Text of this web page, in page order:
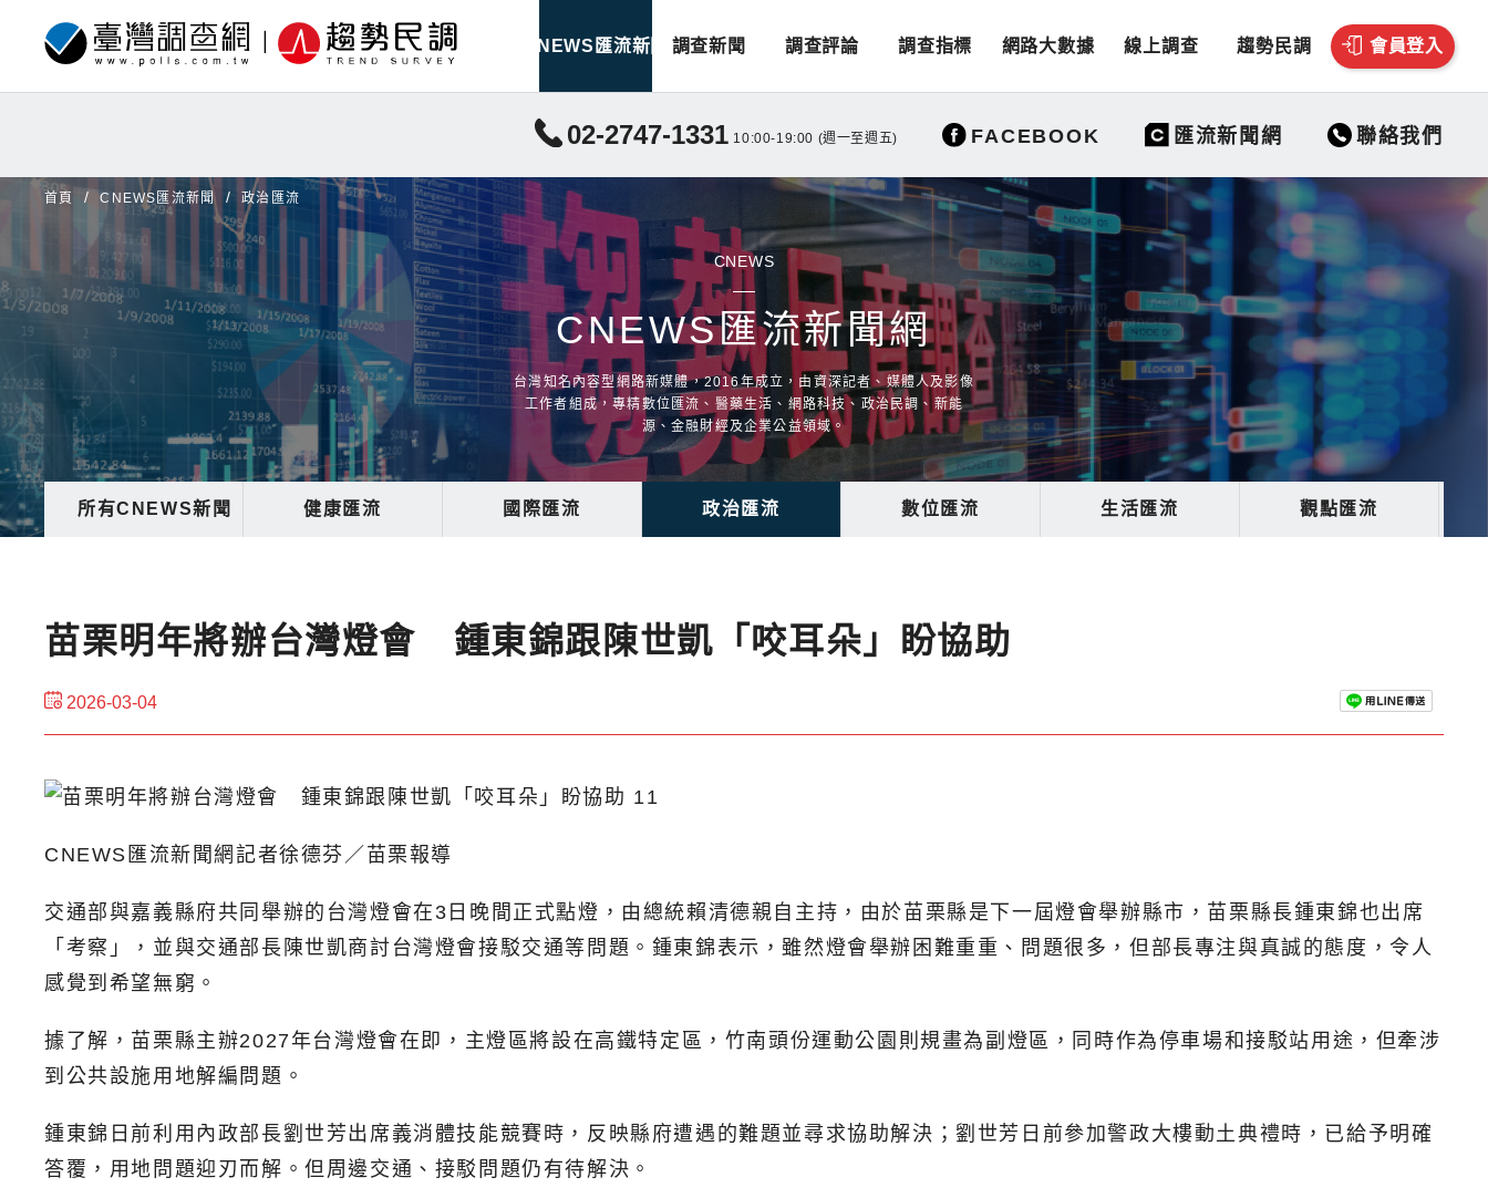
CNEWS匯流新聞 調查新聞 調查評論 調查指標 網路大數據 線上調查 趨勢民調 會員登入
02-2747-1331 10:00-19:00 (週一至週五) FACEBOOK 匯流新聞網 聯絡我們
首頁 CNEWS匯流新聞 政治匯流
CNEWS
CNEWS匯流新聞網
台灣知名內容型網路新媒體，2016年成立，由資深記者、媒體人及影像
工作者組成，專精數位匯流、醫藥生活、網路科技、政治民調、新能
源、金融財經及企業公益領域。
所有CNEWS新聞 健康匯流 國際匯流 政治匯流 數位匯流 生活匯流 觀點匯流
苗栗明年將辦台灣燈會 鍾東錦跟陳世凱「咬耳朵」盼協助
2026-03-04
CNEWS匯流新聞網記者徐德芬／苗栗報導
交通部與嘉義縣府共同舉辦的台灣燈會在3日晚間正式點燈，由總統賴清德親自主持，由於苗栗縣是下一屆燈會舉辦縣市，苗栗縣長鍾東錦也出席
「考察」，並與交通部長陳世凱商討台灣燈會接駁交通等問題。鍾東錦表示，雖然燈會舉辦困難重重、問題很多，但部長專注與真誠的態度，令人
感覺到希望無窮。
據了解，苗栗縣主辦2027年台灣燈會在即，主燈區將設在高鐵特定區，竹南頭份運動公園則規畫為副燈區，同時作為停車場和接駁站用途，但牽涉
到公共設施用地解編問題。
鍾東錦日前利用內政部長劉世芳出席義消體技能競賽時，反映縣府遭遇的難題並尋求協助解決；劉世芳日前參加警政大樓動土典禮時，已給予明確
答覆，用地問題迎刃而解。但周邊交通、接駁問題仍有待解決。